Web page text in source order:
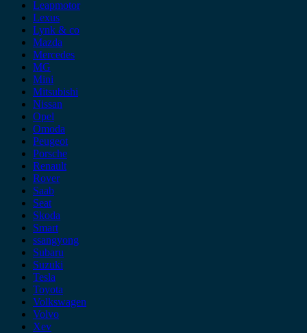
Leapmotor
Lexus
Lynk & co
Mazda
Mercedes
MG
Mini
Mitsubishi
Nissan
Opel
Omoda
Peugeot
Porsche
Renault
Rover
Saab
Seat
Skoda
Smart
ssangyong
Subaru
Suzuki
Tesla
Toyota
Volkswagen
Volvo
Xev